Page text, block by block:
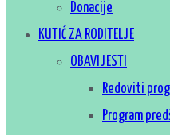
Donacije
KUTIĆ ZA RODITELJE
OBAVIJESTI
Redoviti
Program